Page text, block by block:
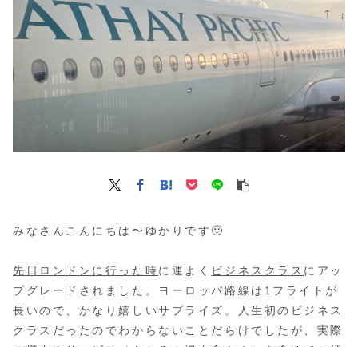
みなさんこんにちは〜ゆかりです🙂
先日ロンドンに行った時に運よく ビジネスクラス にアッ
プグレードされました。ヨーロッパ路線は1フライトが
長いので、かなり嬉しいサプライズ。人生初のビジネス
クラスだったのでわからないことだらけでしたが、実際